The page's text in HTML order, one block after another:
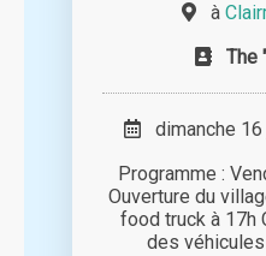
à
The
dimanche 16
Programme :
Ouverture du
food truck à 17h
des véhicules